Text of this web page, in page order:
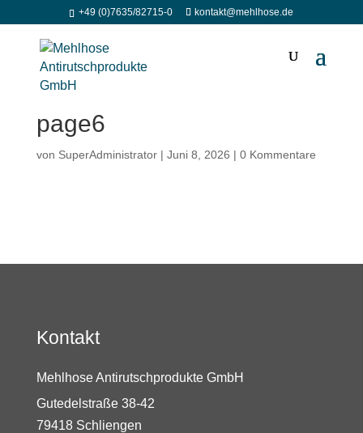
+49 (0)7635/82715-0 kontakt@mehlhose.de
page6
von SuperAdministrator| Juni 8, 2026 | 0 Kommentare
Kontakt
Mehlhose Antirutschprodukte GmbH
Gutedelstraße 38-42
79418 Schliengen